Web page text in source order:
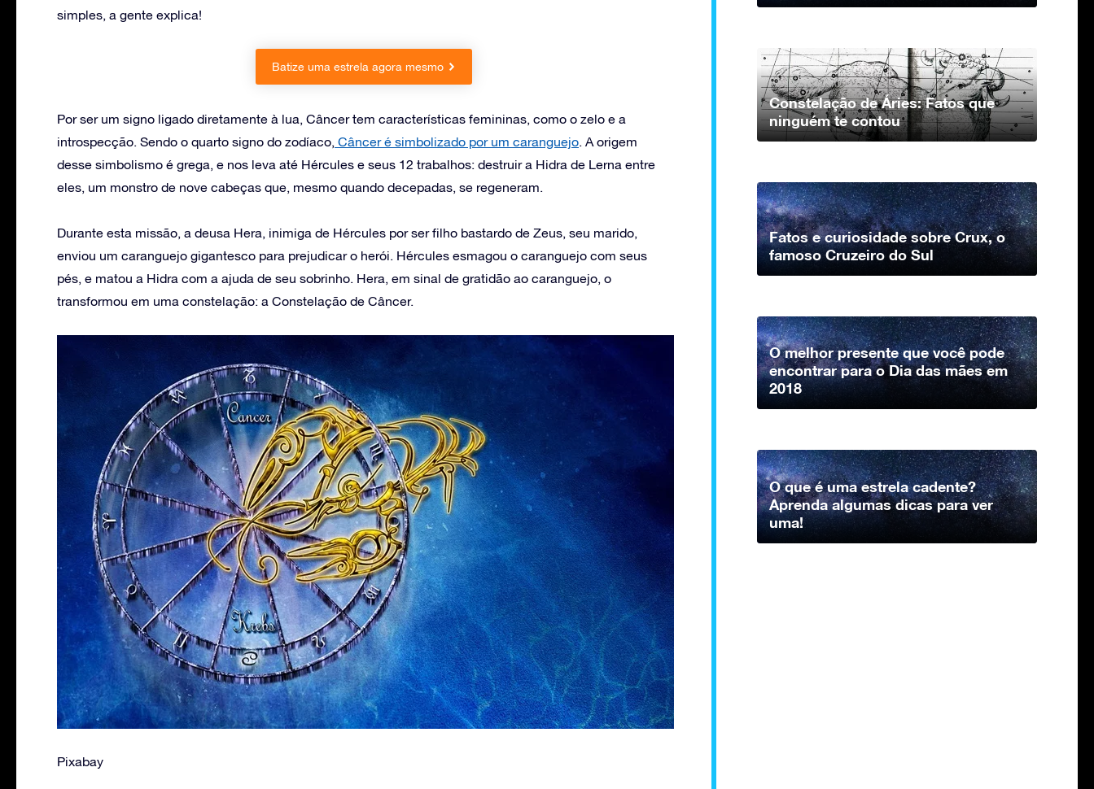
simples, a gente explica!
Batize uma estrela agora mesmo
Por ser um signo ligado diretamente à lua, Câncer tem características femininas, como o zelo e a
introspecção. Sendo o quarto signo do zodíaco, Câncer é simbolizado por um caranguejo. A origem
desse simbolismo é grega, e nos leva até Hércules e seus 12 trabalhos: destruir a Hidra de Lerna entre
eles, um monstro de nove cabeças que, mesmo quando decepadas, se regeneram.
Durante esta missão, a deusa Hera, inimiga de Hércules por ser filho bastardo de Zeus, seu marido,
enviou um caranguejo gigantesco para prejudicar o herói. Hércules esmagou o caranguejo com seus
pés, e matou a Hidra com a ajuda de seu sobrinho. Hera, em sinal de gratidão ao caranguejo, o
transformou em uma constelação: a Constelação de Câncer.
Pixabay
Constelação de Áries: Fatos que
ninguém te contou
Fatos e curiosidade sobre Crux, o
famoso Cruzeiro do Sul
O melhor presente que você pode
encontrar para o Dia das mães em
2018
O que é uma estrela cadente?
Aprenda algumas dicas para ver
uma!